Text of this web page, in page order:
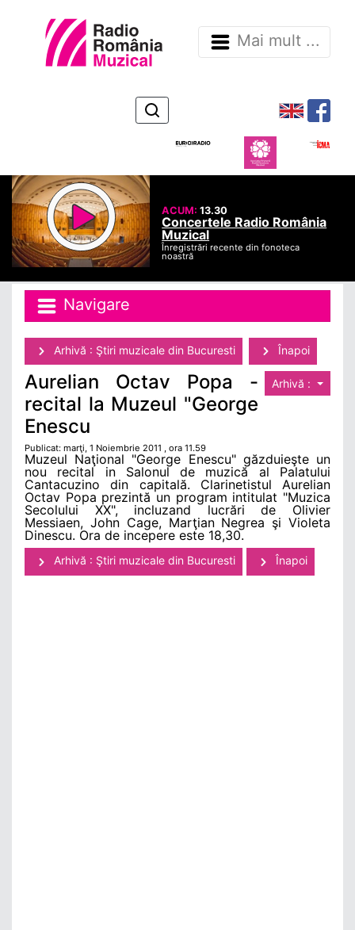
Mai mult ...
ACUM:13.30
Concertele Radio România
Muzical
Înregistrări recente din fonoteca
noastră
Navigare
Arhivă : Ştiri muzicale din Bucuresti Înapoi
Arhivă :
Aurelian Octav Popa -
recital la Muzeul "George
Enescu
Publicat: marţi, 1 Noiembrie 2011 , ora 11.59
Muzeul Naţional "George Enescu" găzduieşte un
nou recital in Salonul de muzică al Palatului
Cantacuzino din capitală. Clarinetistul Aurelian
Octav Popa prezintă un program intitulat "Muzica
Secolului XX", incluzand lucrări de Olivier
Messiaen, John Cage, Marţian Negrea şi Violeta
Dinescu. Ora de incepere este 18,30.
Arhivă : Ştiri muzicale din Bucuresti Înapoi